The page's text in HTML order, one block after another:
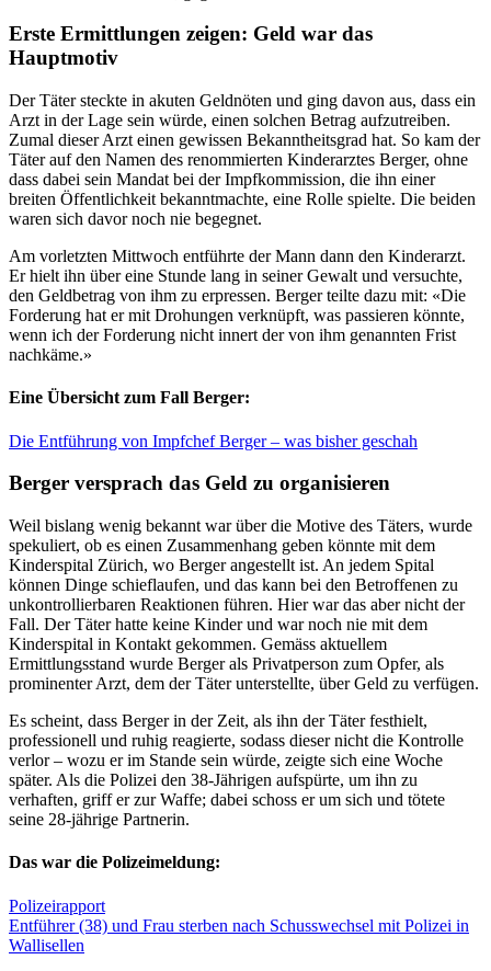
Erste Ermittlungen zeigen: Geld war das
Hauptmotiv
Der Täter steckte in akuten Geldnöten und ging davon aus, dass ein
Arzt in der Lage sein würde, einen solchen Betrag aufzutreiben.
Zumal dieser Arzt einen gewissen Bekanntheitsgrad hat. So kam der
Täter auf den Namen des renommierten Kinderarztes Berger, ohne
dass dabei sein Mandat bei der Impfkommission, die ihn einer
breiten Öffentlichkeit bekanntmachte, eine Rolle spielte. Die beiden
waren sich davor noch nie begegnet.
Am vorletzten Mittwoch entführte der Mann dann den Kinderarzt.
Er hielt ihn über eine Stunde lang in seiner Gewalt und versuchte,
den Geldbetrag von ihm zu erpressen. Berger teilte dazu mit: «Die
Forderung hat er mit Drohungen verknüpft, was passieren könnte,
wenn ich der Forderung nicht innert der von ihm genannten Frist
nachkäme.»
Eine Übersicht zum Fall Berger:
Die Entführung von Impfchef Berger – was bisher geschah
Berger versprach das Geld zu organisieren
Weil bislang wenig bekannt war über die Motive des Täters, wurde
spekuliert, ob es einen Zusammenhang geben könnte mit dem
Kinderspital Zürich, wo Berger angestellt ist. An jedem Spital
können Dinge schieflaufen, und das kann bei den Betroffenen zu
unkontrollierbaren Reaktionen führen. Hier war das aber nicht der
Fall. Der Täter hatte keine Kinder und war noch nie mit dem
Kinderspital in Kontakt gekommen. Gemäss aktuellem
Ermittlungsstand wurde Berger als Privatperson zum Opfer, als
prominenter Arzt, dem der Täter unterstellte, über Geld zu verfügen.
Es scheint, dass Berger in der Zeit, als ihn der Täter festhielt,
professionell und ruhig reagierte, sodass dieser nicht die Kontrolle
verlor – wozu er im Stande sein würde, zeigte sich eine Woche
später. Als die Polizei den 38-Jährigen aufspürte, um ihn zu
verhaften, griff er zur Waffe; dabei schoss er um sich und tötete
seine 28-jährige Partnerin.
Das war die Polizeimeldung:
Polizeirapport
Entführer (38) und Frau sterben nach Schusswechsel mit Polizei in
Wallisellen